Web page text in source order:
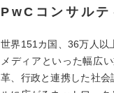
PwCコンサルテ
世界151カ国、36万人以
メディアといった幅広
革、行政と連携した社